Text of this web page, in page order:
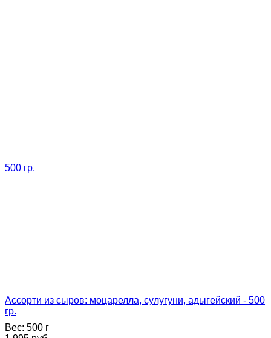
Ассорти из сыров: моцарелла, сулугуни, адыгейский - 500
гр.
Вес: 500 г